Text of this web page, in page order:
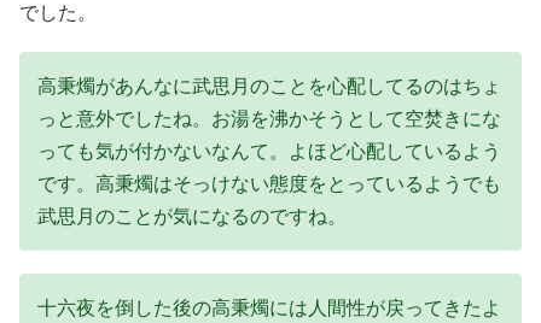
でした。
高秉燭があんなに武思月のことを心配してるのはちょ
っと意外でしたね。お湯を沸かそうとして空焚きにな
っても気が付かないなんて。よほど心配しているよう
です。高秉燭はそっけない態度をとっているようでも
武思月のことが気になるのですね。
十六夜を倒した後の高秉燭には人間性が戻ってきたよ